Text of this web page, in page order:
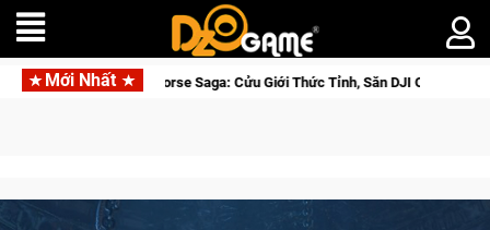
Mới Nhất
Beta Norse Saga: Cửu Giới Thức Tỉnh, Săn DJI Osmo Pocket 3 Ngay